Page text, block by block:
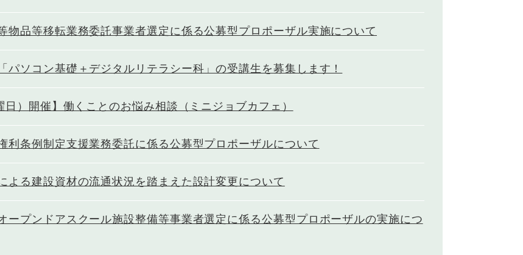
物品等移転業務委託事業者選定に係る公募型プロポーザル実施について
ソコン基礎＋デジタルリテラシー科」の受講生を募集します！
日）開催】働くことのお悩み相談（ミニジョブカフェ）
利条例制定支援業務委託に係る公募型プロポーザルについて
よる建設資材の流通状況を踏まえた設計変更について
ープンドアスクール施設整備等事業者選定に係る公募型プロポーザルの実施につ